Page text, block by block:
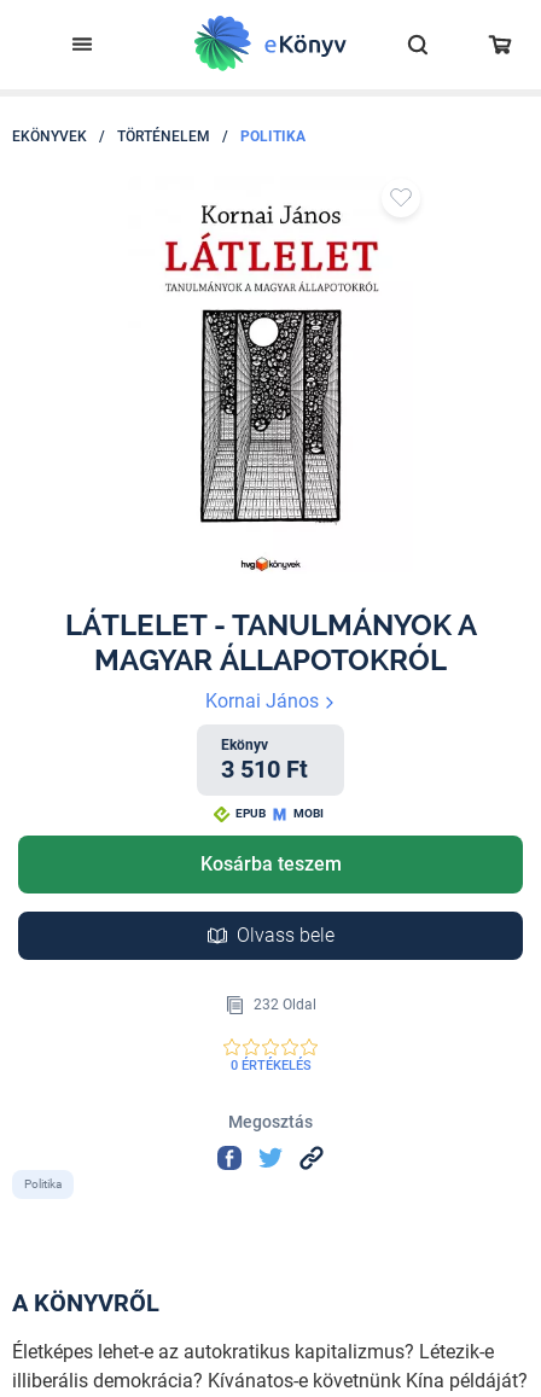
EKÖNYVEK / TÖRTÉNELEM / POLITIKA
LÁTLELET - TANULMÁNYOK A
MAGYAR ÁLLAPOTOKRÓL
Kornai János
Ekönyv
3 510 Ft
EPUB MOBI
Kosárba teszem
Olvass bele
232 Oldal
0 ÉRTÉKELÉS
Megosztás
Politika
A KÖNYVRŐL
Életképes lehet-e az autokratikus kapitalizmus? Létezik-e
illiberális demokrácia? Kívánatos-e követnünk Kína példáját?